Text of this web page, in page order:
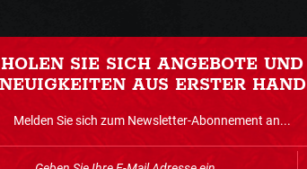
HOLEN SIE SICH ANGEBOTE UND
NEUIGKEITEN AUS ERSTER HAND
Melden Sie sich zum Newsletter-Abonnement an...